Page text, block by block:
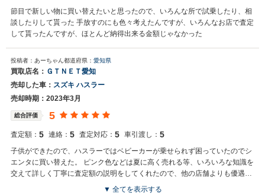
節目で新しい物に買い替えたいと思ったので、いろんな所で試乗したり、相
談したりして貰った 手放すのにも色々考えたんですが、いろんなお店で査定
して貰ったんですが、ほとんど納得出来る金額じゃなかった
投稿者：あーちゃん都道府県： 愛知県
買取店名： ＧＴＮＥＴ愛知
売却した車： スズキ ハスラー
売却時期：2023年3月
総合評価 5
査定額： 5 連絡： 5 査定対応： 5 車引渡し： 5
子供ができたので、ハスラーではベビーカーが乗せられず困っていたのでシ
エンタに買い替えた。 ピンク色などは夏に高く売れる等、いろいろな知識を
交えて詳しく丁寧に査定額の説明をしてくれたので、他の店舗よりも優遇し
▼ 全てを表示する